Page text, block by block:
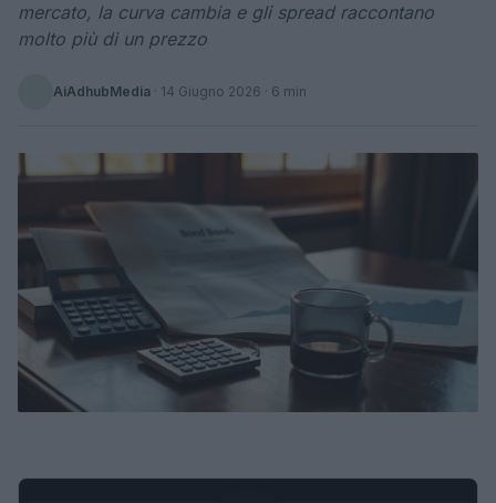
mercato, la curva cambia e gli spread raccontano
molto più di un prezzo
AiAdhubMedia · 14 Giugno 2026 · 6 min